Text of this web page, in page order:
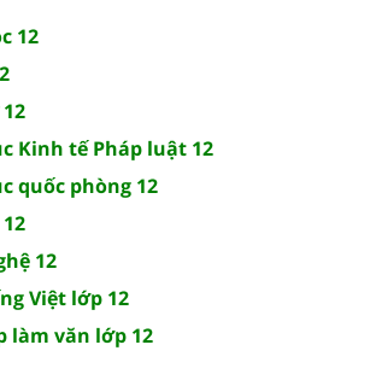
12
Kinh tế Pháp luật 12
quốc phòng 12
12
Việt lớp 12
làm văn lớp 12